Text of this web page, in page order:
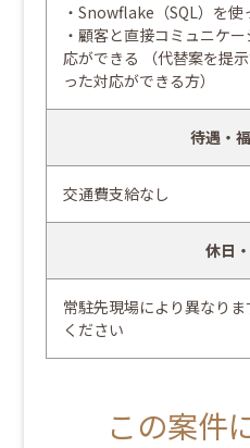
・Snowflake（SQL）を
・顧客と直接コミュニケ
応ができる （代替案を提
った対応ができる方）
待遇・
交通費支給なし
休日
常駐先現場により異なり
ください
この案件